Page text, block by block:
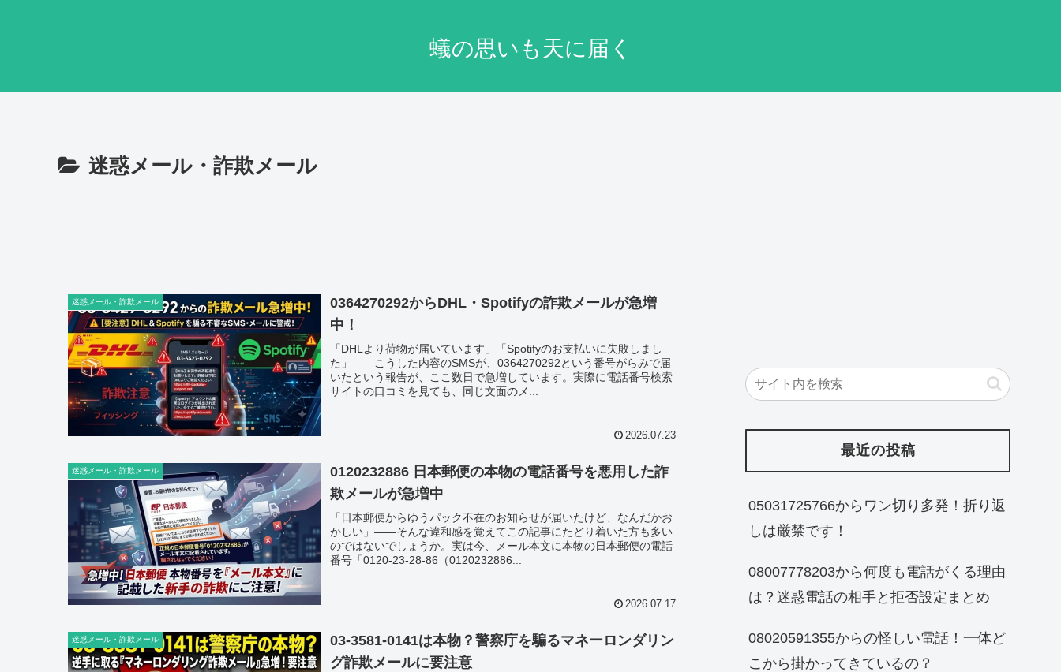
蟻の思いも天に届く
迷惑メール・詐欺メール
迷惑メール・詐欺メール
0364270292からDHL・Spotifyの詐欺メールが急増
中！
「DHLより荷物が届いています」「Spotifyのお支払いに失敗しまし
た」——こうした内容のSMSが、0364270292という番号がらみで届
いたという報告が、ここ数日で急増しています。実際に電話番号検索
サイトの口コミを見ても、同じ文面のメ...
2026.07.23
迷惑メール・詐欺メール
0120232886 日本郵便の本物の電話番号を悪用した詐
欺メールが急増中
「日本郵便からゆうパック不在のお知らせが届いたけど、なんだかお
かしい」——そんな違和感を覚えてこの記事にたどり着いた方も多い
のではないでしょうか。実は今、メール本文に本物の日本郵便の電話
番号「0120-23-28-86（0120232886...
2026.07.17
迷惑メール・詐欺メール
03-3581-0141は本物？警察庁を騙るマネーロンダリン
グ詐欺メールに要注意
最近の投稿
05031725766からワン切り多発！折り返
しは厳禁です！
08007778203から何度も電話がくる理由
は？迷惑電話の相手と拒否設定まとめ
08020591355からの怪しい電話！一体ど
こから掛かってきているの？